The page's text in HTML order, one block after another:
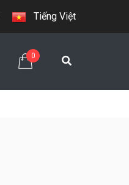
Tiếng Việt
0